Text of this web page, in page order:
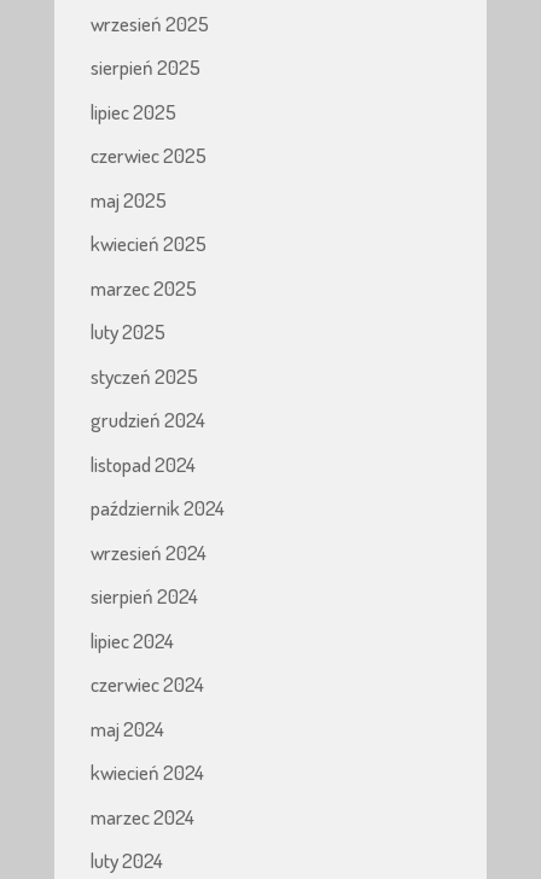
wrzesień 2025
sierpień 2025
lipiec 2025
czerwiec 2025
maj 2025
kwiecień 2025
marzec 2025
luty 2025
styczeń 2025
grudzień 2024
listopad 2024
październik 2024
wrzesień 2024
sierpień 2024
lipiec 2024
czerwiec 2024
maj 2024
kwiecień 2024
marzec 2024
luty 2024